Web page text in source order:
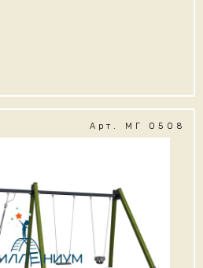
Арт. МГ 0508